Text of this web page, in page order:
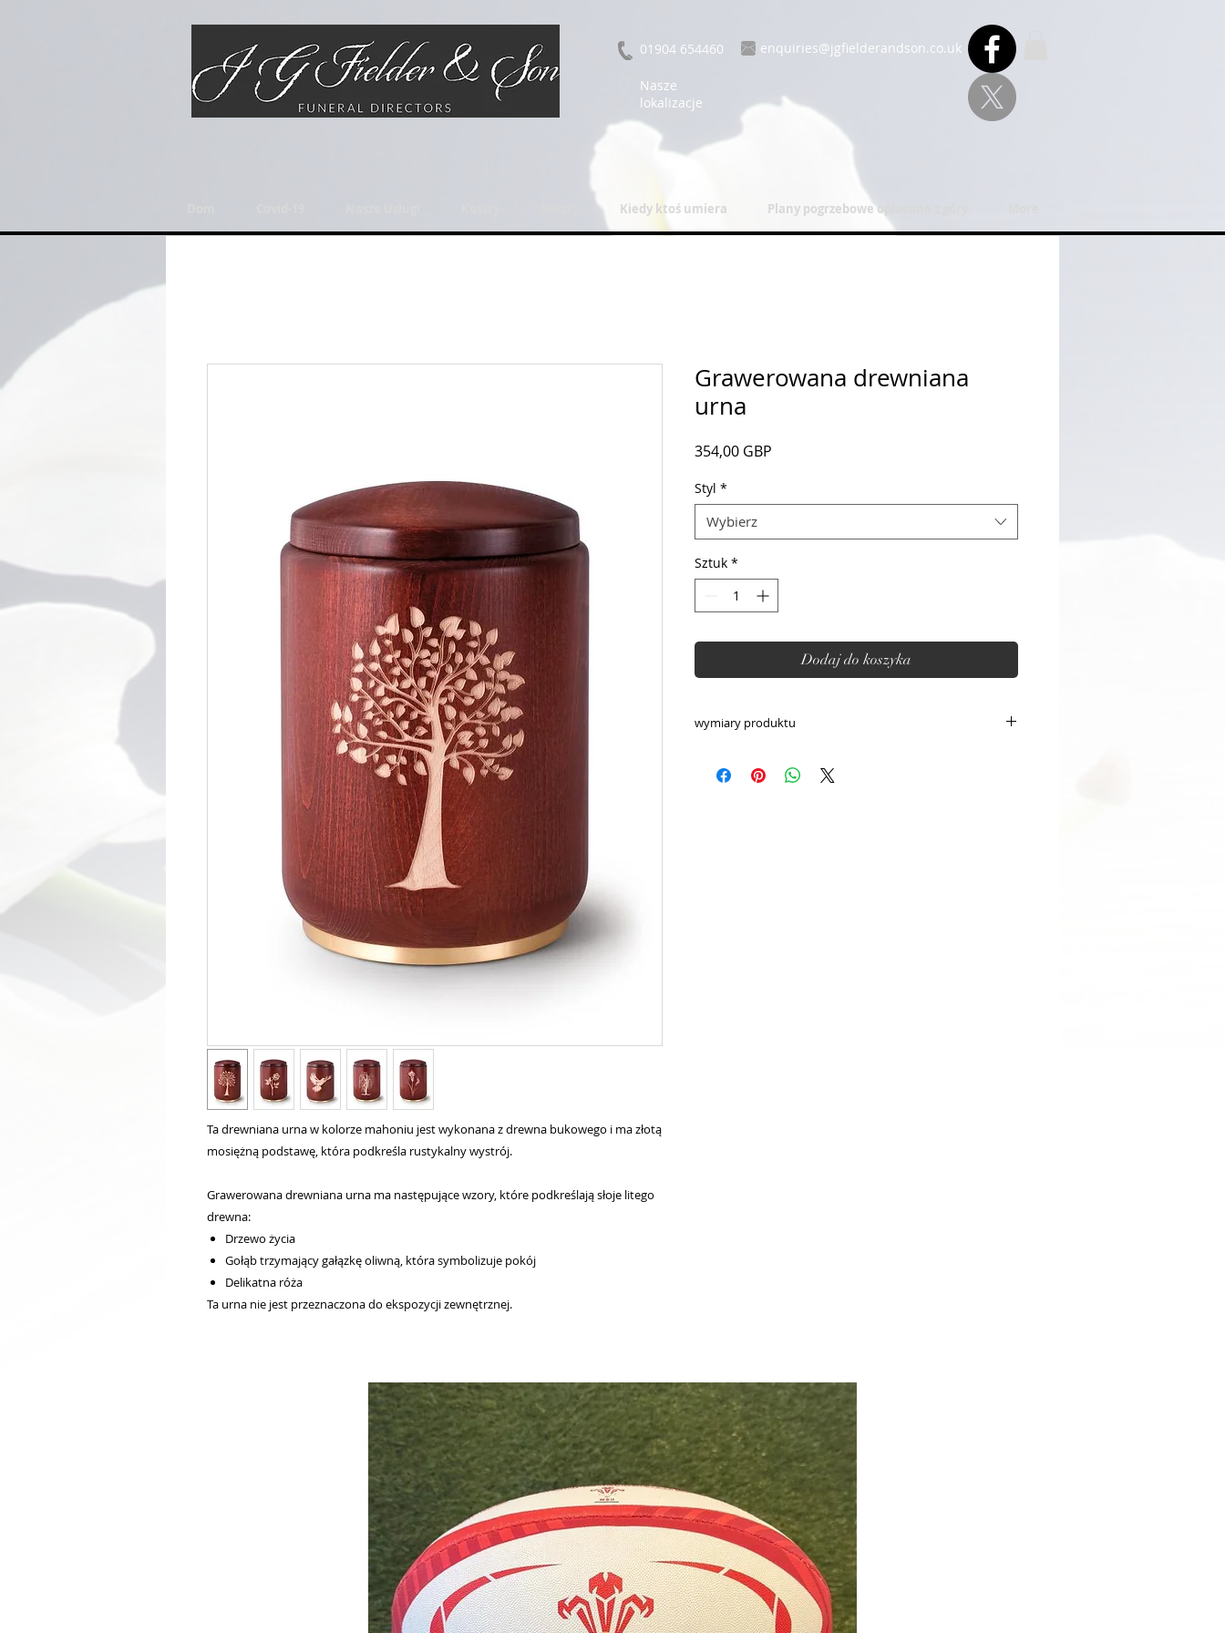
01904 654460 enquiries@jgfielderandson.co.uk
Nasze
lokalizacje
Kiedy ktoś umiera Plany pogrzebowe opłacone z góry
Ta drewniana urna w kolorze mahoniu jest wykonana z drewna bukowego i ma złotą
mosiężną podstawę, która podkreśla rustykalny wystrój.
Grawerowana drewniana urna ma następujące wzory, które podkreślają słoje litego
drewna:
Drzewo życia
Gołąb trzymający gałązkę oliwną, która symbolizuje pokój
Delikatna róża
Ta urna nie jest przeznaczona do ekspozycji zewnętrznej.
Grawerowana drewniana
urna
354,00 GBP
Styl *
Wybierz
Sztuk *
Dodaj do koszyka
wymiary produktu
Średnica: 20,5 cm